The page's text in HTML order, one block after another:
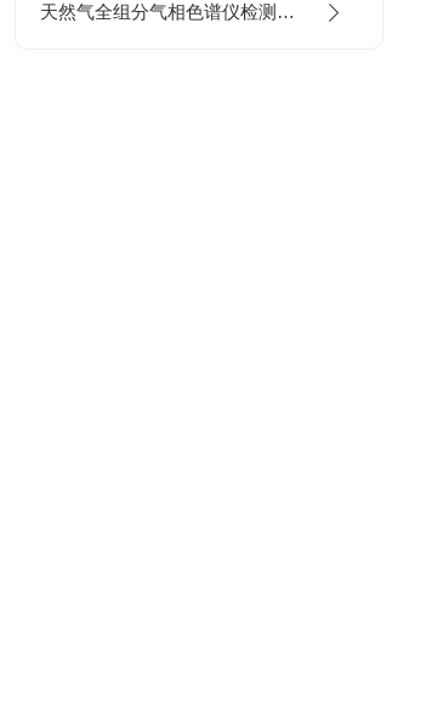
天然气全组分气相色谱仪检测器灵敏度与响应特性分析